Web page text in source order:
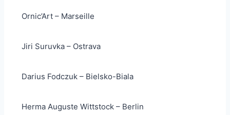
Ornic’Art – Marseille
Jiri Suruvka – Ostrava
Darius Fodczuk – Bielsko-Biala
Herma Auguste Wittstock – Berlin